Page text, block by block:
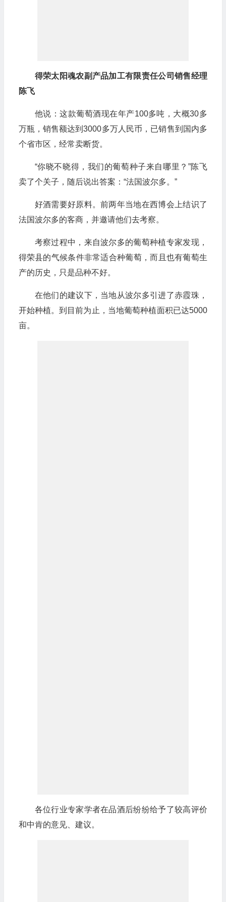
得荣太阳魂农副产品加工有限责任公司销售经理
陈飞
他说：这款葡萄酒现在年产100多吨，大概30多
万瓶，销售额达到3000多万人民币，已销售到国内多
个省市区，经常卖断货。
“你晓不晓得，我们的葡萄种子来自哪里？”陈飞
卖了个关子，随后说出答案：“法国波尔多。”
好酒需要好原料。前两年当地在西博会上结识了
法国波尔多的客商，并邀请他们去考察。
考察过程中，来自波尔多的葡萄种植专家发现，
得荣县的气候条件非常适合种葡萄，而且也有葡萄生
产的历史，只是品种不好。
在他们的建议下，当地从波尔多引进了赤霞珠，
开始种植。到目前为止，当地葡萄种植面积已达5000
亩。
各位行业专家学者在品酒后纷纷给予了较高评价
和中肯的意见、建议。